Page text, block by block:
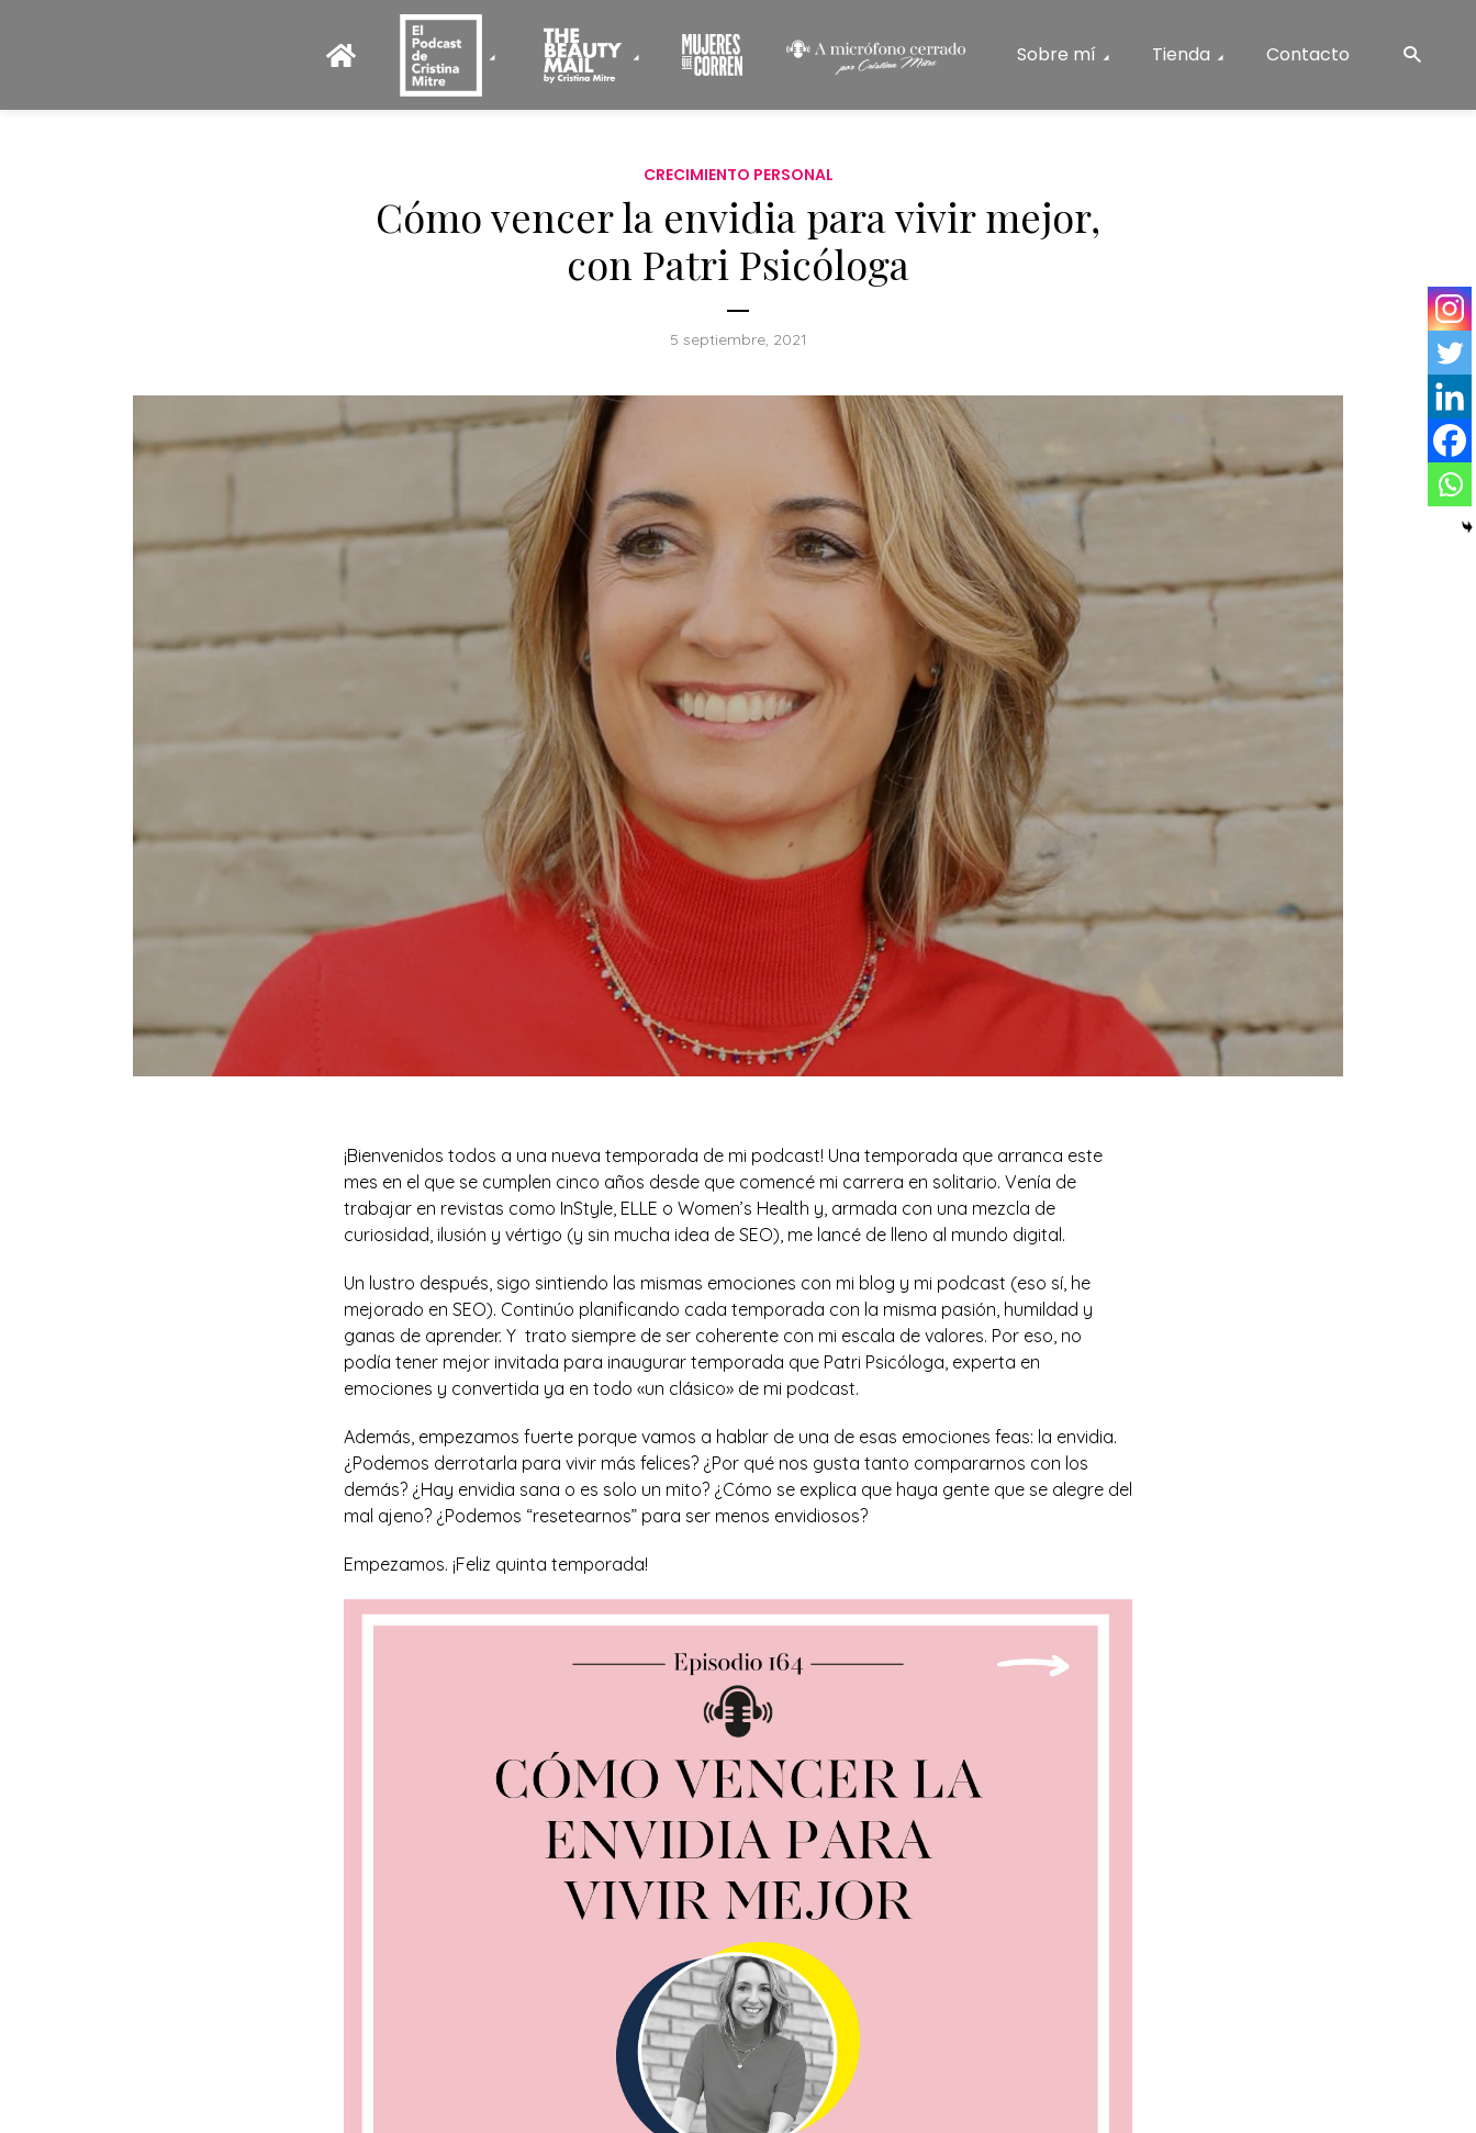
Sobre mí Tienda Contacto
CRECIMIENTO PERSONAL
Cómo vencer la envidia para vivir mejor,
con Patri Psicóloga
5 septiembre, 2021
¡Bienvenidos todos a una nueva temporada de mi podcast! Una temporada que arranca este
mes en el que se cumplen cinco años desde que comencé mi carrera en solitario. Venía de
trabajar en revistas como InStyle, ELLE o Women’s Health y, armada con una mezcla de
curiosidad, ilusión y vértigo (y sin mucha idea de SEO), me lancé de lleno al mundo digital.
Un lustro después, sigo sintiendo las mismas emociones con mi blog y mi podcast (eso sí, he
mejorado en SEO). Continúo planificando cada temporada con la misma pasión, humildad y
ganas de aprender. Y trato siempre de ser coherente con mi escala de valores. Por eso, no
podía tener mejor invitada para inaugurar temporada que Patri Psicóloga, experta en
emociones y convertida ya en todo «un clásico» de mi podcast.
Además, empezamos fuerte porque vamos a hablar de una de esas emociones feas: la envidia.
¿Podemos derrotarla para vivir más felices? ¿Por qué nos gusta tanto compararnos con los
demás? ¿Hay envidia sana o es solo un mito? ¿Cómo se explica que haya gente que se alegre del
mal ajeno? ¿ Podemos “resetearnos” para ser menos envidiosos?
Empezamos. ¡Feliz quinta temporada!